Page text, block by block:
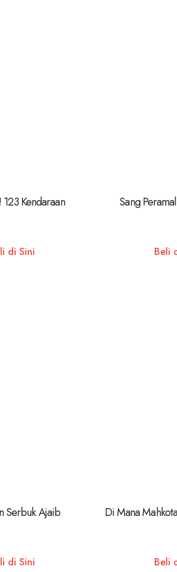
Kendaraan
di Sini
Sang
Beli
Serbuk Ajaib
di Sini
Di Mana
Beli